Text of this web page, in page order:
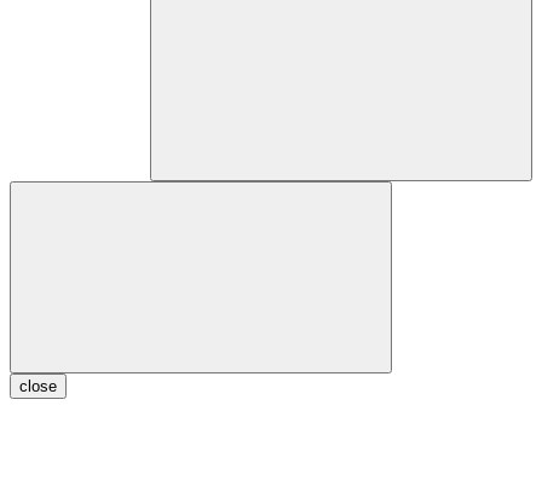
close